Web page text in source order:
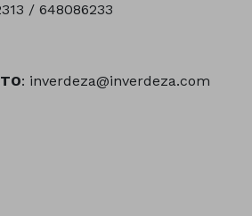
/ 648086233
: inverdeza@inverdeza.com